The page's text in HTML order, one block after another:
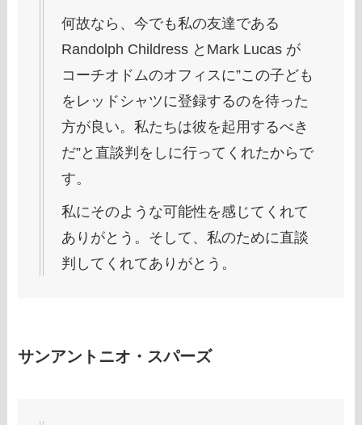
何故なら、今でも私の友達である
Randolph Childress とMark Lucas が
コーチオドムのオフィスに”この子ども
をレッドシャツに登録するのを待った
方が良い。私たちは彼を起用するべき
だ”と直談判をしに行ってくれたからで
す。
私にそのような可能性を感じてくれて
ありがとう。そして、私のために直談
判してくれてありがとう。
サンアントニオ・スパーズ